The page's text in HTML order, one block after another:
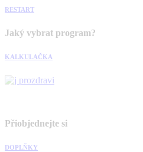
RESTART
Jaký vybrat program?
KALKULAČKA
Přiobjednejte si
DOPLŇKY